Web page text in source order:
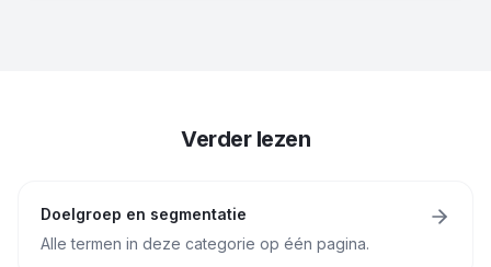
Verder lezen
Doelgroep en segmentatie
Alle termen in deze categorie op één pagina.